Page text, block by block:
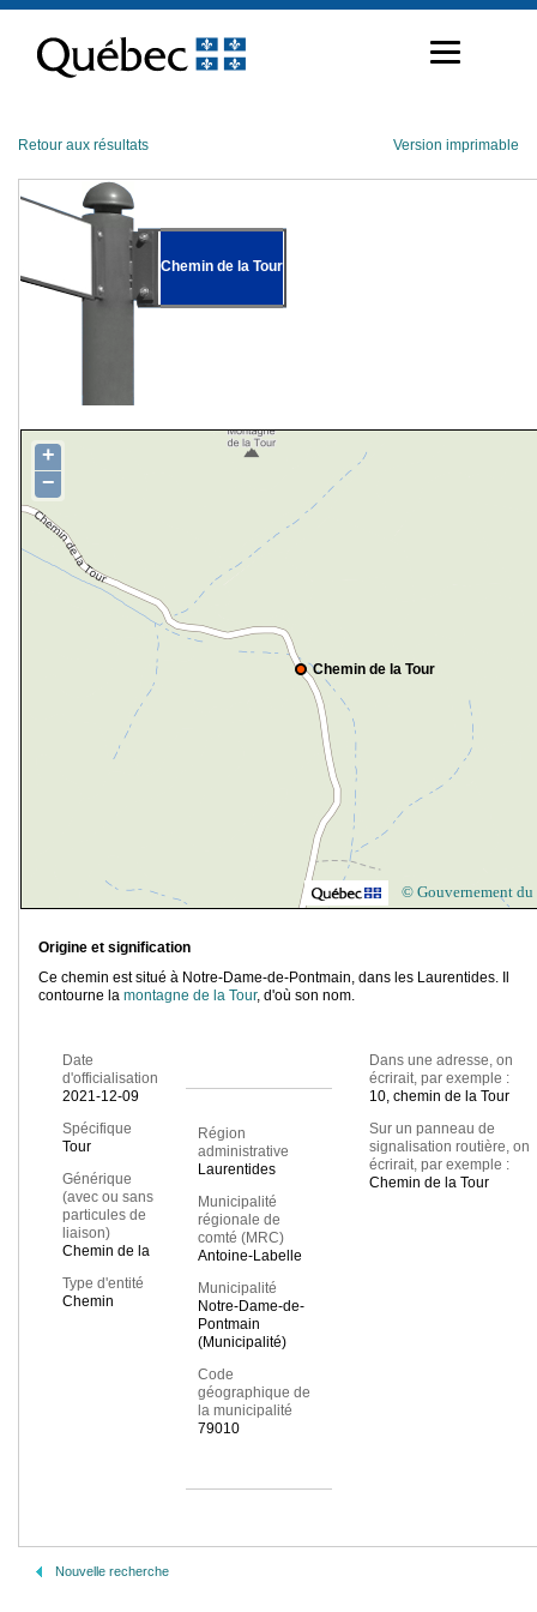
contenu
Retour aux résultats Version imprimable
Chemin de la Tour
Chemin de la Tour
+
−
© Gouvernement du
Origine et signification
Ce chemin est situé à Notre-Dame-de-Pontmain, dans les Laurentides. Il
contourne la montagne de la Tour, d'où son nom.
Date
d'officialisation
2021-12-09
Spécifique
Tour
Générique
(avec ou sans
particules de
liaison)
Chemin de la
Type d'entité
Chemin
Région
administrative
Laurentides
Municipalité
régionale de
comté (MRC)
Antoine-Labelle
Municipalité
Notre-Dame-de-
Pontmain
(Municipalité)
Code
géographique de
la municipalité
79010
Dans une adresse, on
écrirait, par exemple :
10, chemin de la Tour
Sur un panneau de
signalisation routière, on
écrirait, par exemple :
Chemin de la Tour
Nouvelle recherche